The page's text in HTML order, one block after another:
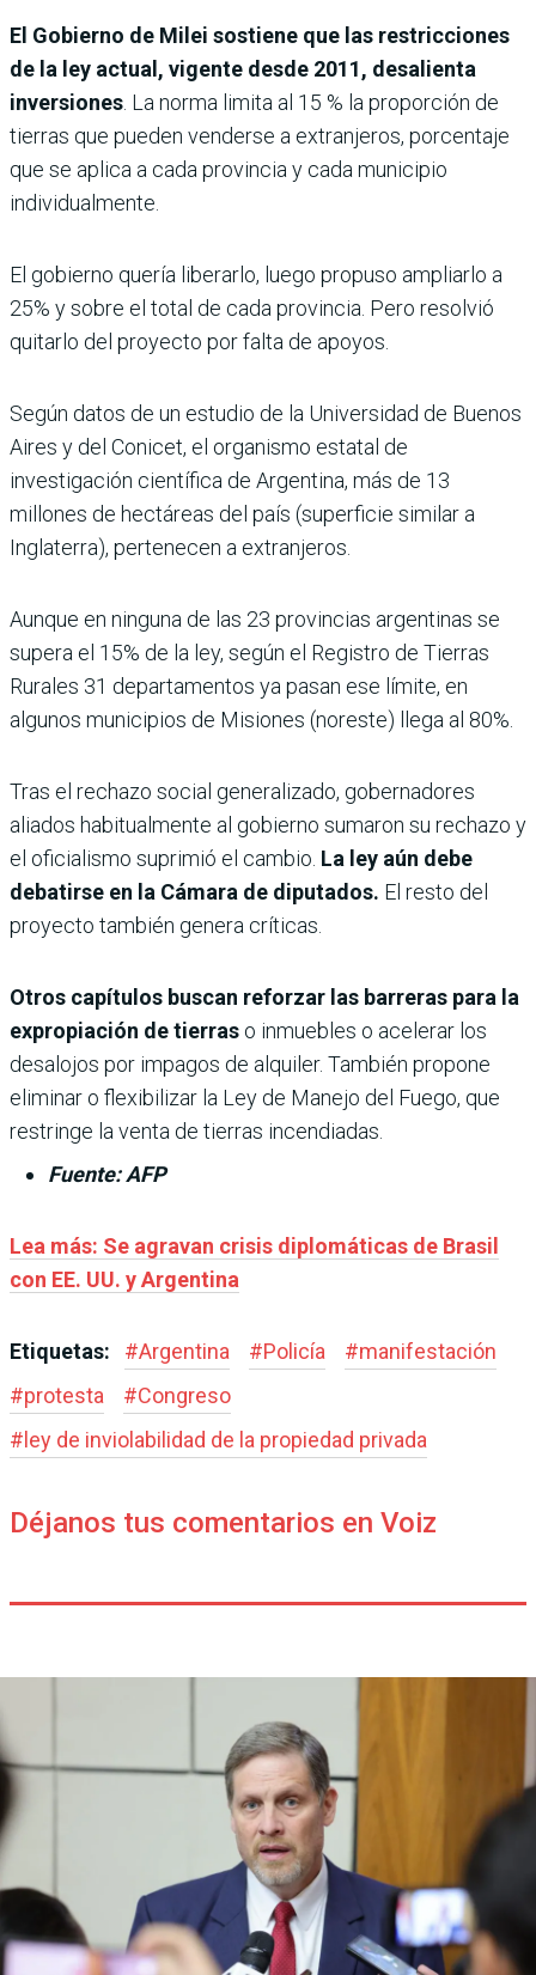
El Gobierno de Milei sostiene que las restricciones
de la ley actual, vigente desde 2011, desalienta
inversiones . La norma limita al 15 % la proporción de
tierras que pueden venderse a extranjeros, porcentaje
que se aplica a cada provincia y cada municipio
individualmente.
El gobierno quería liberarlo, luego propuso ampliarlo a
25% y sobre el total de cada provincia. Pero resolvió
quitarlo del proyecto por falta de apoyos.
Según datos de un estudio de la Universidad de Buenos
Aires y del Conicet, el organismo estatal de
investigación científica de Argentina, más de 13
millones de hectáreas del país (superficie similar a
Inglaterra), pertenecen a extranjeros.
Aunque en ninguna de las 23 provincias argentinas se
supera el 15% de la ley, según el Registro de Tierras
Rurales 31 departamentos ya pasan ese límite, en
algunos municipios de Misiones (noreste) llega al 80%.
Tras el rechazo social generalizado, gobernadores
aliados habitualmente al gobierno sumaron su rechazo y
el oficialismo suprimió el cambio. La ley aún debe
debatirse en la Cámara de diputados. El resto del
proyecto también genera críticas.
Otros capítulos buscan reforzar las barreras para la
expropiación de tierras o inmuebles o acelerar los
desalojos por impagos de alquiler. También propone
eliminar o flexibilizar la Ley de Manejo del Fuego, que
restringe la venta de tierras incendiadas.
Fuente: AFP
Lea más: Se agravan crisis diplomáticas de Brasil
con EE. UU. y Argentina
Etiquetas: #Argentina #Policía #manifestación
#protesta #Congreso
# ley de inviolabilidad de la propiedad privada
Déjanos tus comentarios en Voiz